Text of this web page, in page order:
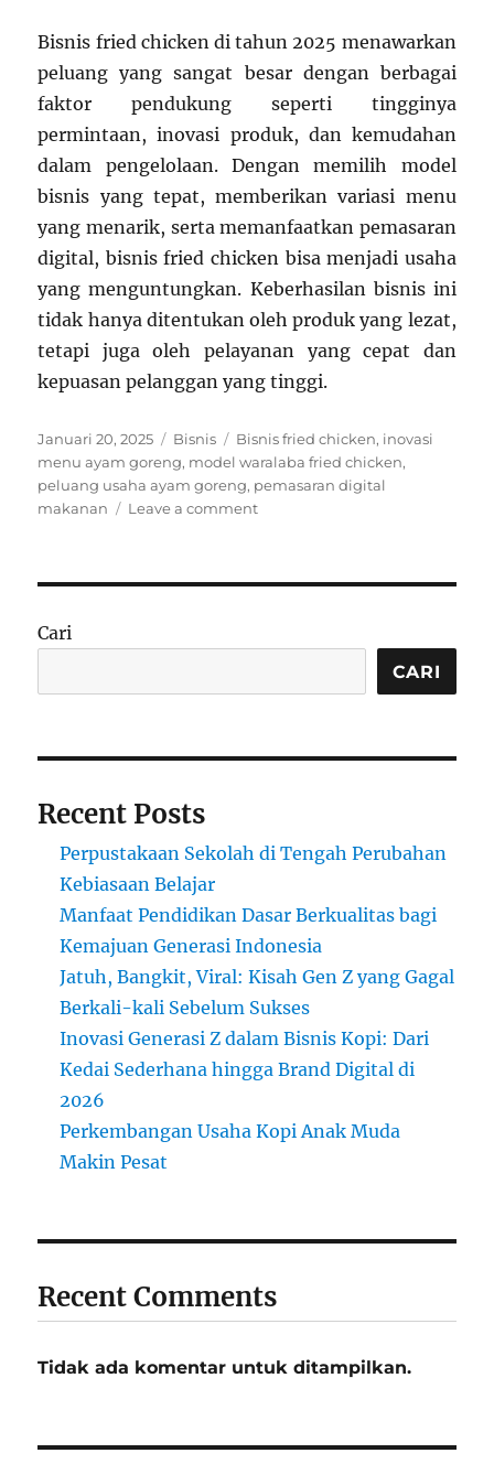
Bisnis fried chicken di tahun 2025 menawarkan
peluang yang sangat besar dengan berbagai
faktor pendukung seperti tingginya
permintaan, inovasi produk, dan kemudahan
dalam pengelolaan. Dengan memilih model
bisnis yang tepat, memberikan variasi menu
yang menarik, serta memanfaatkan pemasaran
digital, bisnis fried chicken bisa menjadi usaha
yang menguntungkan. Keberhasilan bisnis ini
tidak hanya ditentukan oleh produk yang lezat,
tetapi juga oleh pelayanan yang cepat dan
kepuasan pelanggan yang tinggi.
Posted
on
Januari 20, 2025 Categories
Bisnis Tags
Bisnis fried chicken, inovasi
menu ayam goreng, model waralaba fried chicken,
peluang usaha ayam goreng, pemasaran digital
makanan
Leave a commenton
dengan
yang
Cari
CARI
Recent Posts
Perpustakaan Sekolah di Tengah Perubahan
Kebiasaan Belajar
Manfaat Pendidikan Dasar Berkualitas bagi
Kemajuan Generasi Indonesia
Jatuh, Bangkit, Viral: Kisah Gen Z yang Gagal
Berkali-kali Sebelum Sukses
Inovasi Generasi Z dalam Bisnis Kopi: Dari
Kedai Sederhana hingga Brand Digital di
2026
Perkembangan Usaha Kopi Anak Muda
Makin Pesat
Recent Comments
Tidak ada komentar untuk ditampilkan.